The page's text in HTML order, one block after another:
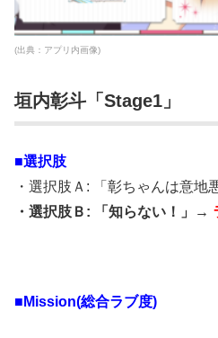
(出典：アプリ内画像)
垣内彰斗「Stage1」
■選択肢
・選択肢Ａ: 「彰ちゃんは意地
・選択肢Ｂ: 「知らない！」→
■Mission(総合ラブ度)